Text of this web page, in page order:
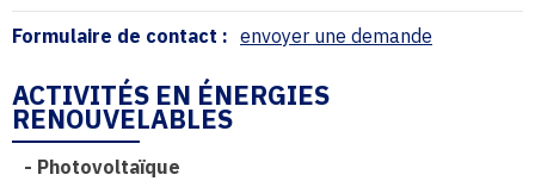
Formulaire de contact : envoyer une demande
ACTIVITÉS EN ÉNERGIES
RENOUVELABLES
- Photovoltaïque